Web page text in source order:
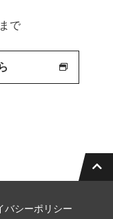
で
バシーポリシー